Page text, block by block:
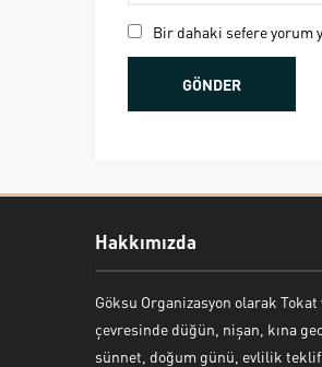
Bir dahaki sefere yorum
Hakkımızda
Göksu Organizasyon olarak Tokat
çevresinde düğün, nişan, kına
sünnet, doğum günü, evlilik
Bekir Kiper